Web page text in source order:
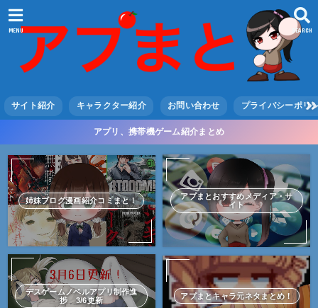
SEARCH
MENU
サイト紹介 キャラクター紹介 お問い合わせ プライバシーポリ
アプリ、携帯機ゲーム紹介まとめ
姉妹ブログ漫画紹介コミまと！
アプまとおすすめメディア・サ
イト
デスゲームノベルアプリ制作進
捗 3/6更新
アプまとキャラ元ネタまとめ！